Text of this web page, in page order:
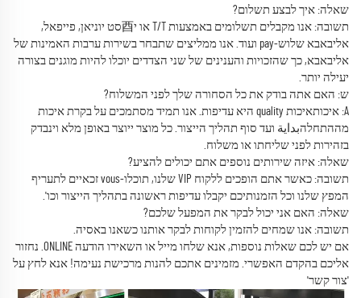
שאלה: איך לבצע תשלום?
תשובה: אנו מקבלים תשלומים באמצעות T/T או י酉סט יוניאן, פייפאל,
אליבאבא שלוש-pay ועוד. אנו ממליצים שתבחר בשירות ערבות האמינות של
אליבאבא, כך שהזכויות והענינים של שני הצדדים יוכלו להיות מוגנים בצורה
יעילה יותר.
ש: האם אתה בודק את כל הסחורה שלך לפני המשלוח?
A: איכותאיכות quality היא עדיפות. אנו תמיד מסתמכים על בקרת איכות
מההתחלהبداية ועד סוף תהליך הייצור. כל מוצר ייוצר באופן מלא וינבדק
בזהירות לפני שליחתו או משלוח.
שאלה: איזה שירותים נוספים אתם יכולים להציע?
תשובה: כאשר אתם הופכים ללקוח VIP שלנו, תוכלו-vous זכאיים לתעריף
המפץ שלנו וכל הזמנותיכם יקבלו עדיפות ראשונה בתהליך הייצור וכו'.
שאלה: האם אני יכול לבקר את המפעל שלכם?
תשובה: אנו שמחים להזמין לקוחות לבקר אותנו כשאנו באסיה.
אם יש לכם שאלות נוספות, אנא שלחו מייל או השאירו הודעה ONLINE. נחזור
אליכם בהקדם האפשרי. מזמינים אתכם להנות מרכישת נעימה! אנא לחץ על
'צור קשר'